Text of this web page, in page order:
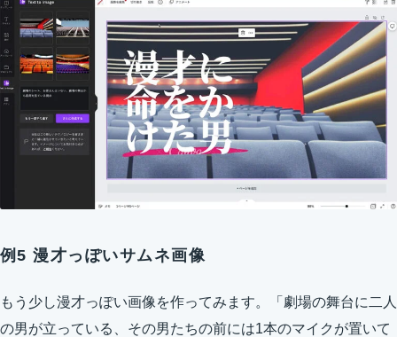
例5 漫才っぽいサムネ画像
もう少し漫才っぽい画像を作ってみます。「劇場の舞台に二人
の男が立っている、その男たちの前には1本のマイクが置いて